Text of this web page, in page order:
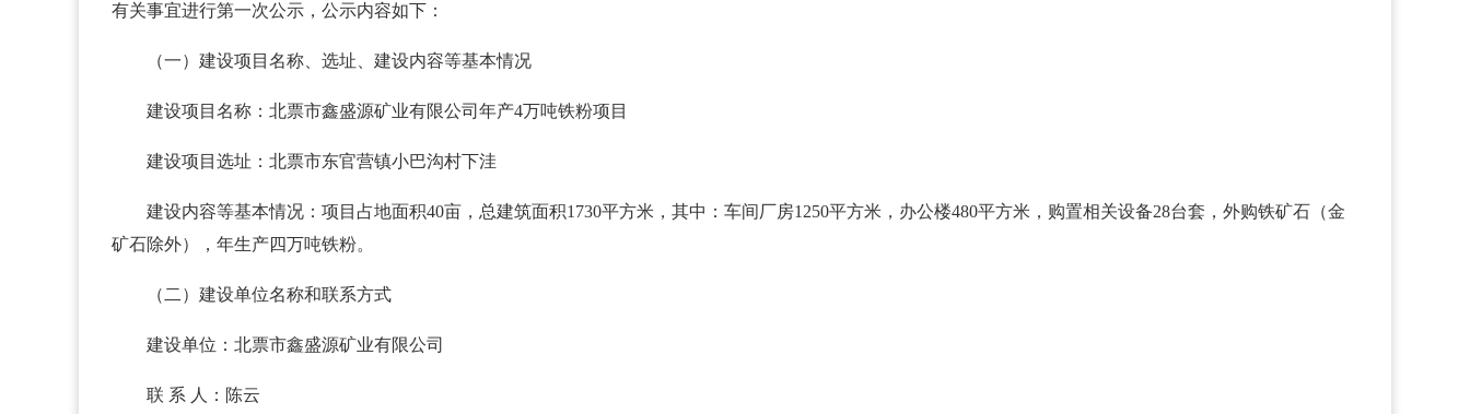
有关事宜进行第一次公示，公示内容如下：
（一）建设项目名称、选址、建设内容等基本情况
建设项目名称：北票市鑫盛源矿业有限公司年产4万吨铁粉项目
建设项目选址：北票市东官营镇小巴沟村下洼
建设内容等基本情况：项目占地面积40亩，总建筑面积1730平方米，其中：车间厂房1250平方米，办公楼480平方米，购置相关设备28台套，外购铁矿石（金
矿石除外），年生产四万吨铁粉。
（二）建设单位名称和联系方式
建设单位：北票市鑫盛源矿业有限公司
联 系 人：陈云